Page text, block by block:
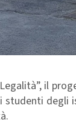
il
studenti